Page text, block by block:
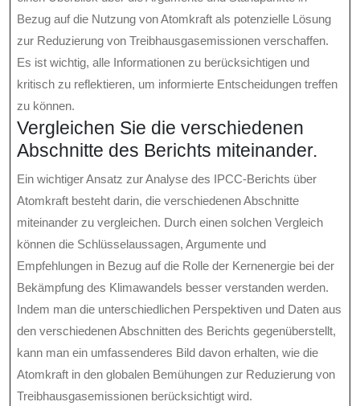
Bezug auf die Nutzung von Atomkraft als potenzielle Lösung
zur Reduzierung von Treibhausgasemissionen verschaffen.
Es ist wichtig, alle Informationen zu berücksichtigen und
kritisch zu reflektieren, um informierte Entscheidungen treffen
zu können.
Vergleichen Sie die verschiedenen
Abschnitte des Berichts miteinander.
Ein wichtiger Ansatz zur Analyse des IPCC-Berichts über
Atomkraft besteht darin, die verschiedenen Abschnitte
miteinander zu vergleichen. Durch einen solchen Vergleich
können die Schlüsselaussagen, Argumente und
Empfehlungen in Bezug auf die Rolle der Kernenergie bei der
Bekämpfung des Klimawandels besser verstanden werden.
Indem man die unterschiedlichen Perspektiven und Daten aus
den verschiedenen Abschnitten des Berichts gegenüberstellt,
kann man ein umfassenderes Bild davon erhalten, wie die
Atomkraft in den globalen Bemühungen zur Reduzierung von
Treibhausgasemissionen berücksichtigt wird.